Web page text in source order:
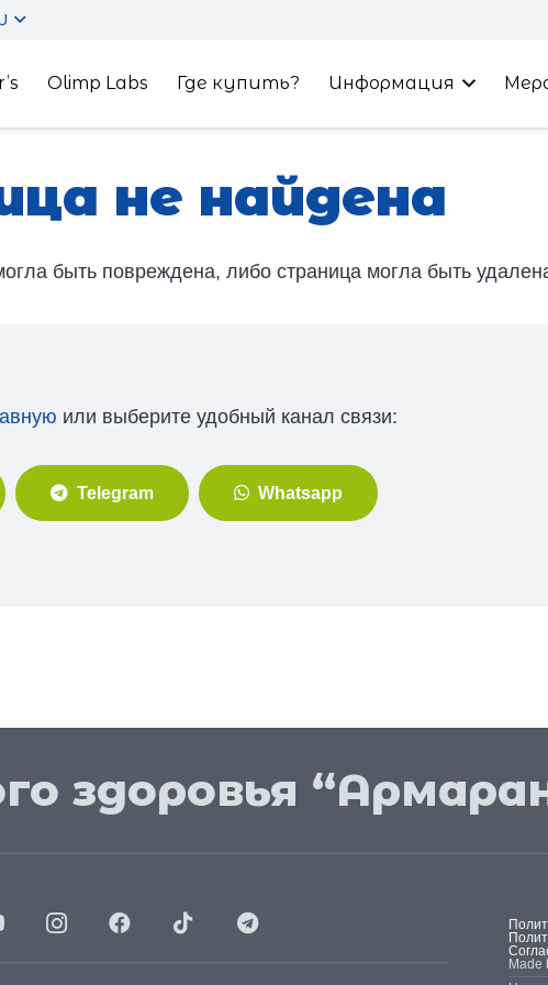
Olimp Labs Где купить? Информация
не найдена
быть повреждена, либо страница могла быть
или выберите удобный канал связи:
Telegram Whatsapp
здоровья
Made